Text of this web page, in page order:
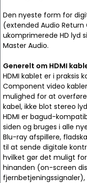
Den nyeste form for
(extended Audio
ukomprimerede HD lyd
Master Audio.
Generelt om HDMI
HDMI kablet er i praksis
Component video
mulighed for at
kabel, ikke blot stereo
HDMI er bagud-
siden og bruges i alle
Blu-ray afspillere,
til at sende digitale
hvilket gør det muligt
hinanden (on-screen